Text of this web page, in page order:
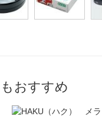
おすすめ